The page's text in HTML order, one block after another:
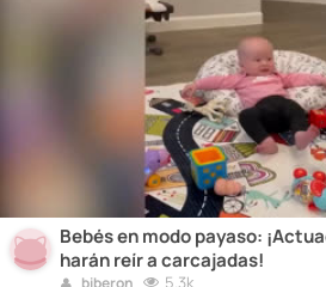
Bebés en modo payaso:
harán reír a carcajadas!
biberon 5.3k